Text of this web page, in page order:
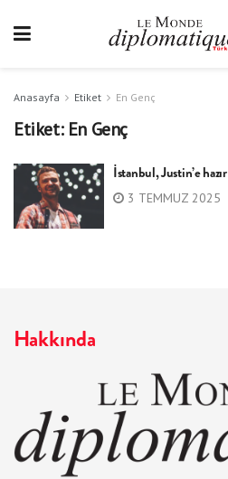
Anasayfa Etiket En Genç
Etiket: En Genç
İstanbul, Justin’e hazır
3 TEMMUZ 2025
Hakkında